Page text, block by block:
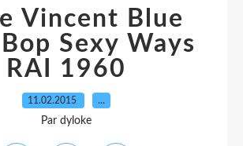
Vincent Blue
Sexy Ways
RAI 1960
11.02.2015 …
Par dyloke